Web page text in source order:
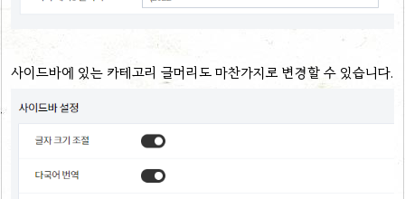
사이드바에 있는 카테고리 글머리도 마찬가지로 변경할 수 있습니다.